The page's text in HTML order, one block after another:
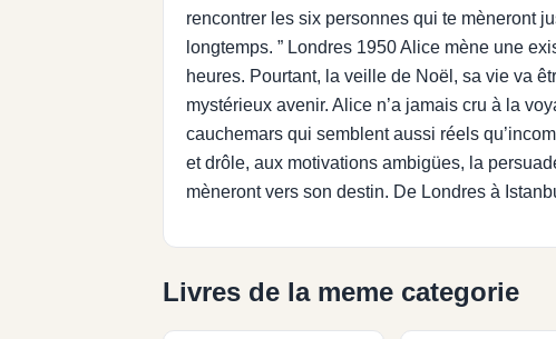
rencontrer les six personnes qui te mèneront
longtemps. ” Londres 1950 Alice mène une
heures. Pourtant, la veille de Noël, sa vie va
mystérieux avenir. Alice n’a jamais cru à la
cauchemars qui semblent aussi réels
et drôle, aux motivations ambigües, la
mèneront vers son destin. De Londres à
Livres de la meme categorie